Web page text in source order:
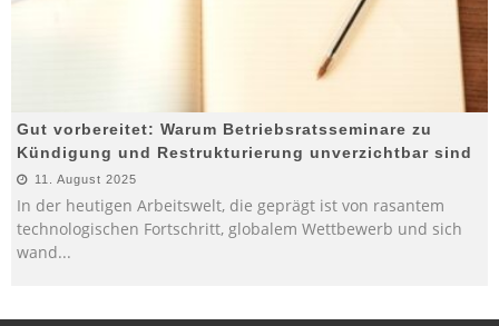
Gut vorbereitet: Warum Betriebsratsseminare zu
Kündigung und Restrukturierung unverzichtbar sind
11. August 2025
In der heutigen Arbeitswelt, die geprägt ist von rasantem
technologischen Fortschritt, globalem Wettbewerb und sich
wand...